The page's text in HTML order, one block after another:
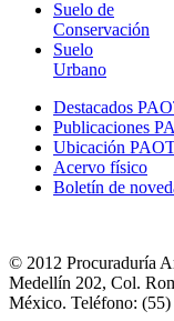
Suelo de
Conservación
Suelo
Urbano
Destacados
Publicaciones
Ubicación
Acervo físico
Boletín de
© 2012 Procuraduría
Medellín 202, Col.
México. Teléfono: (55)